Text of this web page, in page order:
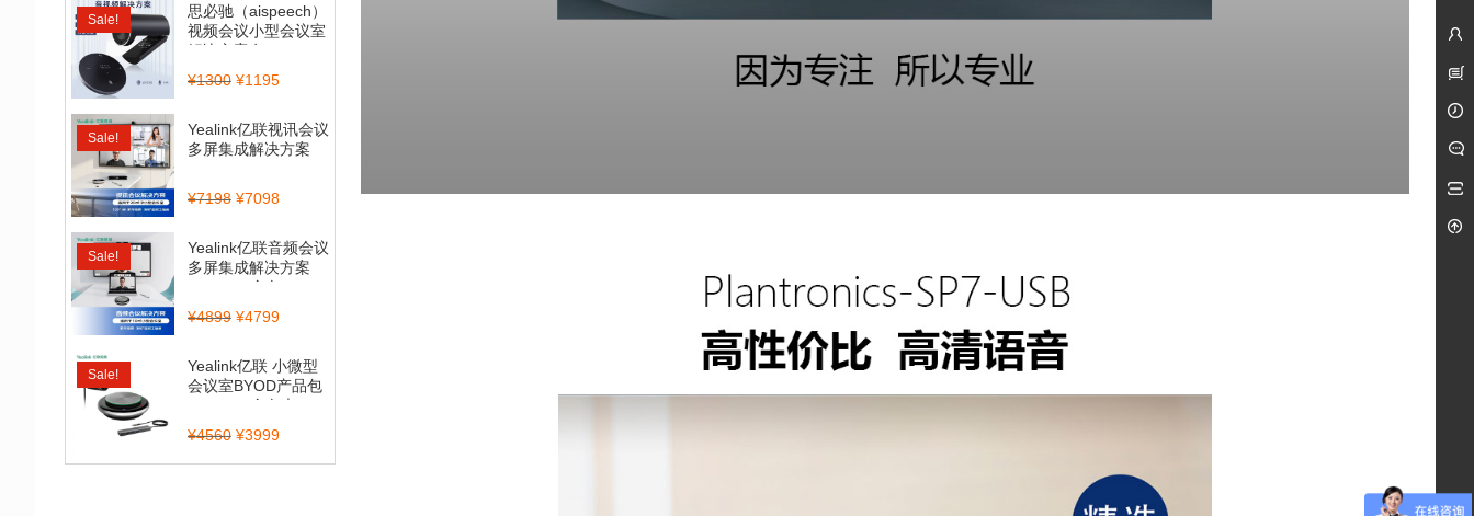
Sale!
思必驰（aispeech）
视频会议小型会议室
解决方案套...
¥1300 ¥1195
Sale!
Yealink亿联视讯会议
多屏集成解决方案
¥7198 ¥7098
Sale!
Yealink亿联音频会议
多屏集成解决方案
（CP700全向...
¥4899 ¥4799
Sale!
Yealink亿联 小微型
会议室BYOD产品包
（CP900全向麦...
¥4560 ¥3999